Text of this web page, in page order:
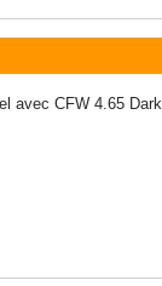
avec CFW 4.65